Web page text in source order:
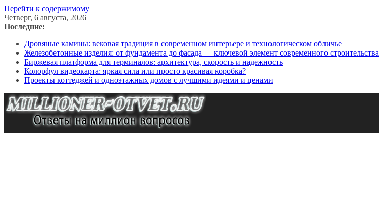
Перейти к содержимому
Четверг, 6 августа, 2026
Последние:
Дровяные камины: вековая традиция в современном интерьере и технологическом обличье
Железобетонные изделия: от фундамента до фасада — ключевой элемент современного строительства
Биржевая платформа для терминалов: архитектура, скорость и надежность
Колорфул видеокарта: яркая сила или просто красивая коробка?
Проекты коттеджей и одноэтажных домов с лучшими идеями и ценами